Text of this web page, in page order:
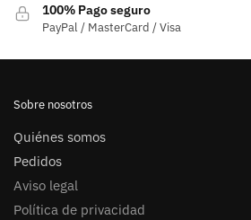
100% Pago seguro
PayPal / MasterCard / Visa
Sobre nosotros
Quiénes somos
Pedidos
Aviso legal
Política de privacidad